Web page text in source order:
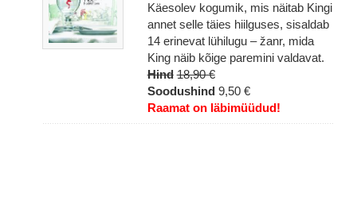
Käesolev kogumik, mis näitab Kingi
annet selle täies hiilguses, sisaldab
14 erinevat lühilugu – žanr, mida
King näib kõige paremini valdavat.
Hind 18,90 €
Soodushind 9,50 €
Raamat on läbimüüdud!